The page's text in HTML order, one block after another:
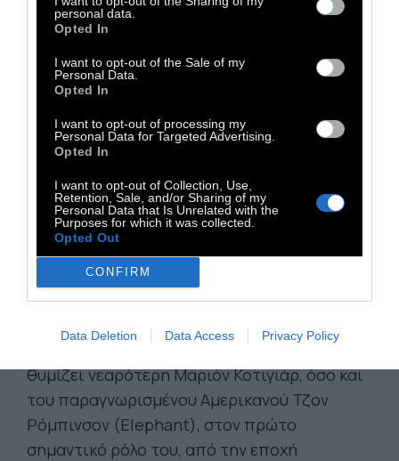
personal data.
Opted In
I want to opt-out of the Sale of my
Personal Data.
Opted In
I want to opt-out of processing my
Personal Data for Targeted Advertising.
Opted In
I want to opt-out of Collection, Use,
Retention, Sale, and/or Sharing of my
Personal Data that Is Unrelated with the
Purposes for which it was collected.
Opted Out
CONFIRM
Data Deletion Data Access Privacy Policy
άντρες στη ζωής της (όσους δεν
κάποιο τρόπο), όσο και με τα παιδιά της,
αλλά και υπεύθυνες για την
πολυπρισματικότητα και την δραματική
δύναμη του έργου της.
Γυρισμένη σε ακαδημαϊκό τετράγωνο κάδρο
με εξαιρετική φωτογραφία από τον Βίκτορ
Σεγκίν, η ταινία της Σαλέτ, χωρίς να
πρωτοτυπεί σε ό,τι αφορά την προσέγγιση
μιας "καταραμένης" καλλιτεχνικής
προσωπικότητας, ξεχωρίζει για τις
ερμηνείες της, τόσο της Σαρλότ Λε Μπον που
θυμίζει νεαρότερη Μαριόν Κοτιγιάρ, όσο και
του παραγνωρισμένου Αμερικανού Τζον
Ρόμπινσον (Elephant), στον πρώτο
σημαντικό ρόλο του, από την εποχή